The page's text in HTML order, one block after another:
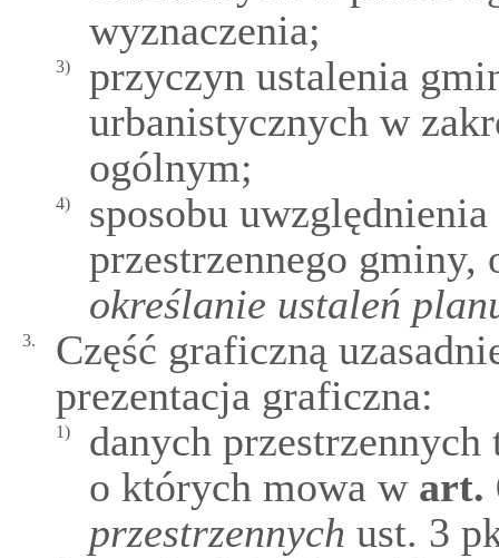
wyznaczenia;
3)
przyczyn ustalenia
urbanistycznych w
ogólnym;
4)
sposobu
przestrzennego
określanie ustaleń
3.
Część graficzną
prezentacja graficzna:
1)
danych
o których mowa wart.
przestrzennych ust. 3